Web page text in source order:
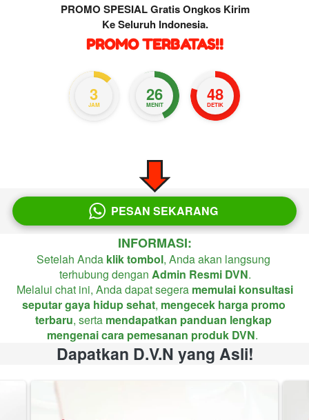
PROMO SPESIAL Gratis Ongkos Kirim
Ke Seluruh Indonesia.
PROMO TERBATAS!!
3
JAM 26
MENIT 47
DETIK
` PESAN SEKARANG
INFORMASI:
Setelah Anda klik tombol, Anda akan langsung
terhubung dengan Admin Resmi DVN.
Melalui chat ini, Anda dapat segera memulai konsultasi
seputar gaya hidup sehat, mengecek harga promo
terbaru, serta mendapatkan panduan lengkap
mengenai cara pemesanan produk DVN.
Dapatkan D.V.N yang Asli!